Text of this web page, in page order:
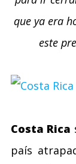
que ya era
este
Costa Rica
país